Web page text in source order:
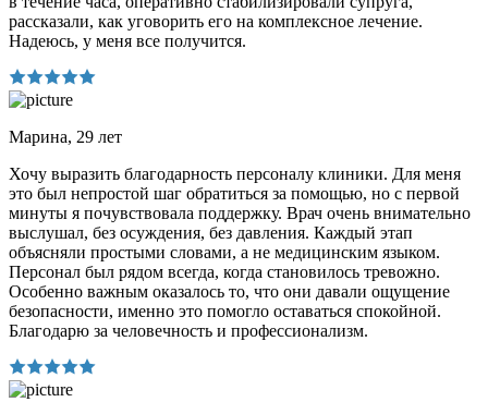
рассказали, как уговорить его на комплексное лечение.
Надеюсь, у меня все получится.
Марина, 29 лет
Хочу выразить благодарность персоналу клиники. Для меня
это был непростой шаг обратиться за помощью, но с первой
минуты я почувствовала поддержку. Врач очень внимательно
выслушал, без осуждения, без давления. Каждый этап
объясняли простыми словами, а не медицинским языком.
Персонал был рядом всегда, когда становилось тревожно.
Особенно важным оказалось то, что они давали ощущение
безопасности, именно это помогло оставаться спокойной.
Благодарю за человечность и профессионализм.